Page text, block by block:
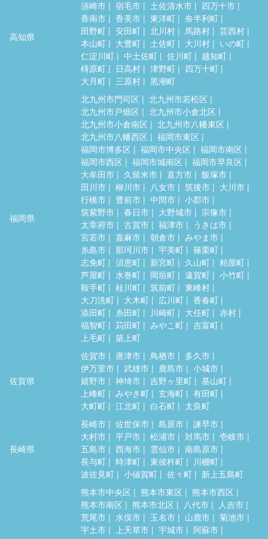
高知県
須崎市
宿毛市 土佐清水市
四万十市
香南市
香美市 東洋町
奈半利町
田野町
安田町 北川村 馬路村
芸西村
本山町
大豊町 土佐町 大川村
いの町
仁淀川町
中土佐町 佐川町
越知町
梼原町
日高村 津野町
四万十町
大月町
三原村 黒潮町
福岡県
北九州市門司区
北九州市若松区
北九州市戸畑区
北九州市小倉北区
北九州市小倉南区
北九州市八幡東区
北九州市八幡西区
福岡市東区
福岡市博多区
福岡市中央区
福岡市南区
福岡市西区
福岡市城南区
福岡市早良区
大牟田市
久留米市 直方市
飯塚市
田川市
柳川市 八女市 筑後市
大川市
行橋市
豊前市 中間市
小郡市
筑紫野市
春日市 大野城市
宗像市
太宰府市
古賀市 福津市
うきは市
宮若市
嘉麻市 朝倉市
みやま市
糸島市
那珂川市 宇美町
篠栗町
志免町
須恵町 新宮町 久山町
粕屋町
芦屋町
水巻町 岡垣町 遠賀町
小竹町
鞍手町
桂川町 筑前町
東峰村
大刀洗町
大木町 広川町
香春町
添田町
糸田町 川崎町 大任町
赤村
福智町
苅田町 みやこ町
吉富町
上毛町
築上町
佐賀県
佐賀市 唐津市 鳥栖市
多久市
伊万里市
武雄市 鹿島市
小城市
嬉野市
神埼市 吉野ヶ里町
基山町
上峰町
みやき町 玄海町
有田町
大町町
江北町 白石町 太良町
長崎県
長崎市 佐世保市 島原市
諫早市
大村市
平戸市 松浦市 対馬市
壱岐市
五島市
西海市 雲仙市
南島原市
長与町
時津町 東彼杵町
川棚町
波佐見町
小値賀町 佐々町 新上五島町
熊本市中央区 熊本市東区
熊本市西区
熊本市南区
熊本市北区 八代市
人吉市
荒尾市
水俣市 玉名市 山鹿市
菊池市
宇土市
上天草市 宇城市
阿蘇市